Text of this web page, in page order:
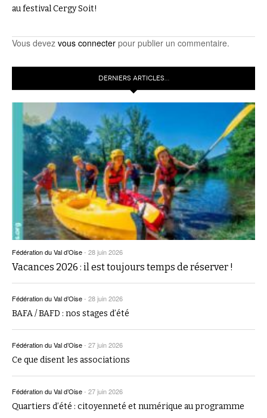
au festival Cergy Soit!
Vous devez vous connecter pour publier un commentaire.
DERNIERS ARTICLES…
Fédération du Val d’Oise- 28 juin 2026
Vacances 2026 : il est toujours temps de réserver !
Fédération du Val d’Oise- 28 juin 2026
BAFA / BAFD : nos stages d’été
Fédération du Val d’Oise- 27 juin 2026
Ce que disent les associations
Fédération du Val d’Oise- 27 juin 2026
Quartiers d’été : citoyenneté et numérique au programme